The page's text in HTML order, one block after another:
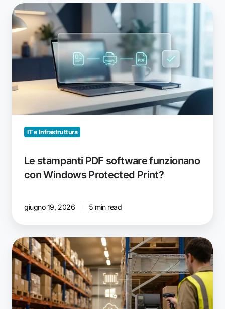
Le
stampanti
PDF
software
funzionano
Windows
Protected
IT e Infrastruttura
Le stampanti PDF software funzionano
con Windows Protected Print?
giugno 19, 2026 5 min read
Le
stampanti
per
etichette
smetteranno
di